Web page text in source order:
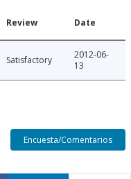
Review Date
Satisfactory
2012-06-
13
Encuesta/Comentarios